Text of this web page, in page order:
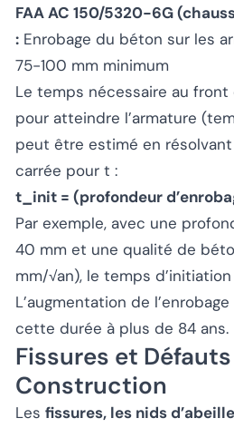
FAA AC 150/5320-6G
: Enrobage du béton sur les
75-100 mm minimum
Le temps nécessaire au
pour atteindre l’armature
peut être estimé en
carrée pour t :
t_init = (profondeur
Par exemple, avec une
40 mm et une qualité de
mm/√an), le temps
L’augmentation de
cette durée à plus de 84 ans.
Fissures et
Construction
Les fissures, les nids